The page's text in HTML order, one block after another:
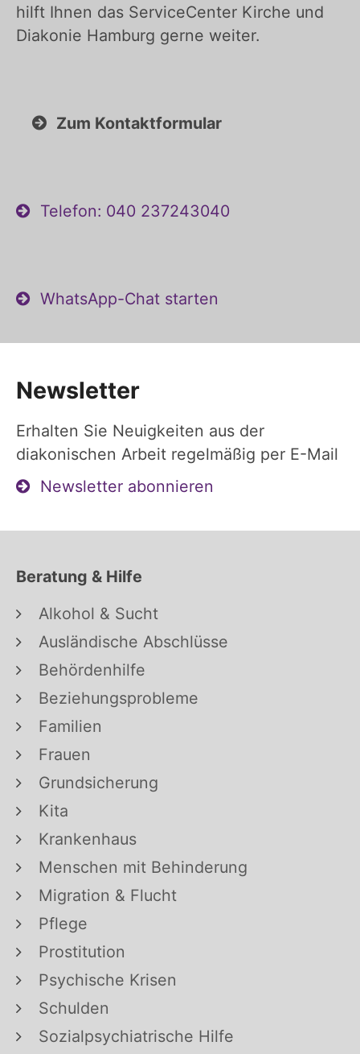
hilft Ihnen das ServiceCenter Kirche und
Diakonie Hamburg gerne weiter.
Zum Kontaktformular
Telefon: 040 237243040
WhatsApp-Chat starten
Newsletter
Erhalten Sie Neuigkeiten aus der
diakonischen Arbeit regelmäßig per E-Mail
Newsletter abonnieren
Beratung & Hilfe
Alkohol & Sucht
Ausländische Abschlüsse
Behördenhilfe
Beziehungsprobleme
Familien
Frauen
Grundsicherung
Kita
Krankenhaus
Menschen mit Behinderung
Migration & Flucht
Pflege
Prostitution
Psychische Krisen
Schulden
Sozialpsychiatrische Hilfe